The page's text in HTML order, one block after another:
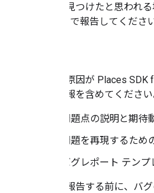
バグを見つけたと思われ
で報告してください
問題の原因が Places
次の情報を含めてください
問題点の説明と期待
問題を再現するた
バグレポート テン
バグを報告する前に、バ